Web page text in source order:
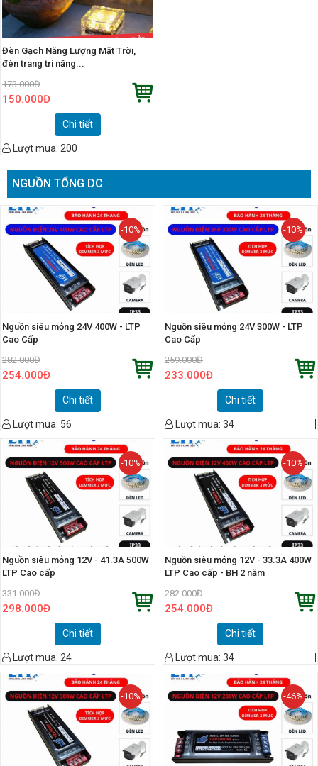
Đèn Gạch Năng Lượng Mặt Trời,
đèn trang trí năng...
173.000Đ
150.000Đ
Chi tiết
Lượt mua: 200
NGUỒN TỔNG DC
-10%
Nguồn siêu mỏng 24V 400W - LTP
Cao Cấp
282.000Đ
254.000Đ
Chi tiết
Lượt mua: 56
-10%
Nguồn siêu mỏng 24V 300W - LTP
Cao Cấp
259.000Đ
233.000Đ
Chi tiết
Lượt mua: 34
-10%
Nguồn siêu mỏng 12V - 41.3A 500W
LTP Cao cấp
331.000Đ
298.000Đ
Chi tiết
Lượt mua: 24
-10%
Nguồn siêu mỏng 12V - 33.3A 400W
LTP Cao cấp - BH 2 năm
282.000Đ
254.000Đ
Chi tiết
Lượt mua: 34
-10% -46%